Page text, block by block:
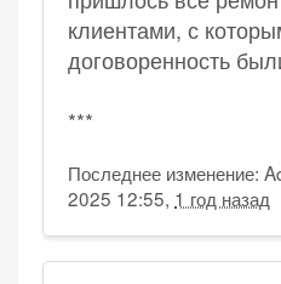
клиентами, с
договоренность
***
Последнее изменение:
2025 12:55, 1 год назад